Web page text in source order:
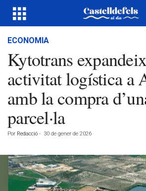
ECONOMIA
Kytotrans
activitat logística a
amb la compra
parcel·la
Por Redacció - 30 de gener de 2026